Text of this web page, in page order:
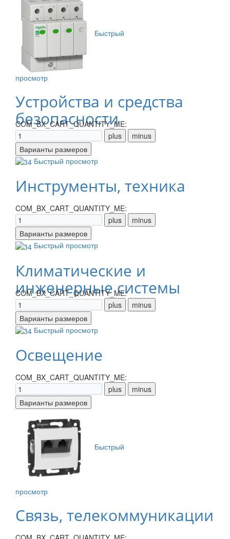
Быстрый
просмотр
Устройства и средства
безопасности
COM_BX_CART_QUANTITY_ME:
Быстрый просмотр
Инструменты, техника
COM_BX_CART_QUANTITY_ME:
Быстрый просмотр
Климатические и
инженерные системы
COM_BX_CART_QUANTITY_ME:
Быстрый просмотр
Освещение
COM_BX_CART_QUANTITY_ME:
Быстрый
просмотр
Связь, телекоммуникации